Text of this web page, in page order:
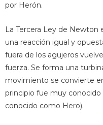
por Herón.
La Tercera Ley de Newton
una reacción igual y
fuera de los agujeros
fuerza. Se forma una
movimiento se convierte
principio fue muy conocido
conocido como Hero).